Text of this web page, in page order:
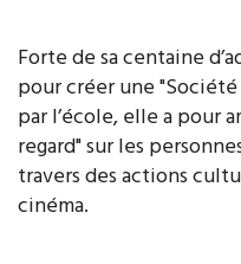
Forte de sa centaine
pour créer une
par l’école, elle a pour
regard" sur les
travers des actions
cinéma.